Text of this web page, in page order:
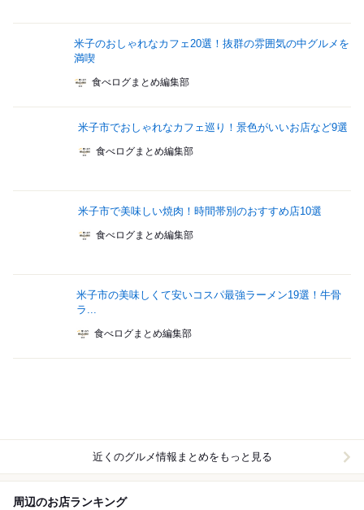
米子のおしゃれなカフェ20選！抜群の雰囲気の中グルメを
満喫
食べログまとめ編集部
米子市でおしゃれなカフェ巡り！景色がいいお店など9選
食べログまとめ編集部
米子市で美味しい焼肉！時間帯別のおすすめ店10選
食べログまとめ編集部
米子市の美味しくて安いコスパ最強ラーメン19選！牛骨
ラ...
食べログまとめ編集部
近くのグルメ情報まとめをもっと見る
周辺のお店ランキング